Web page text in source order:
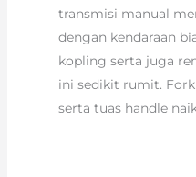
transmisi manual
dengan kendaraan
kopling serta juga
ini sedikit rumit.
serta tuas handle